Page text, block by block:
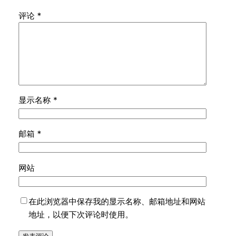
评论 *
显示名称 *
邮箱 *
网站
在此浏览器中保存我的显示名称、邮箱地址和网站
地址，以便下次评论时使用。